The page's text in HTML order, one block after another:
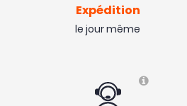
Expédition
le jour même